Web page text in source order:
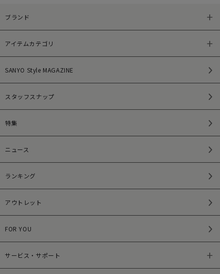
ブランド
アイテムカテゴリ
SANYO Style MAGAZINE
スタッフスナップ
特集
ニュース
ランキング
アウトレット
FOR YOU
サービス・サポート